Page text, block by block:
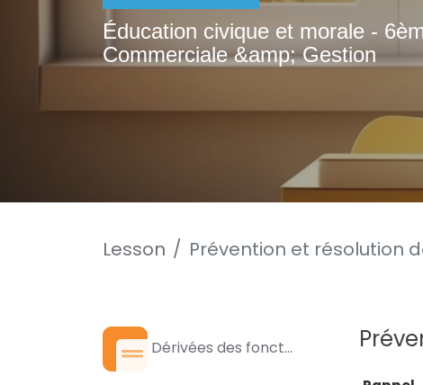
Éducation civique et morale -
Commerciale &amp; Gestion
Lesson Prévention et résolution
Dérivées des fonct...